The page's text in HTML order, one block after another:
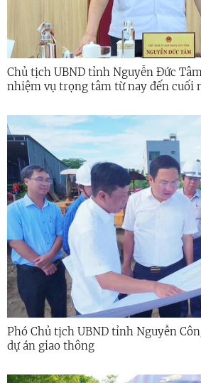
Chủ tịch UBND tỉnh Nguyễn Đức
nhiệm vụ trọng tâm từ nay đến cuối
Phó Chủ tịch UBND tỉnh Nguyễn
dự án giao thông